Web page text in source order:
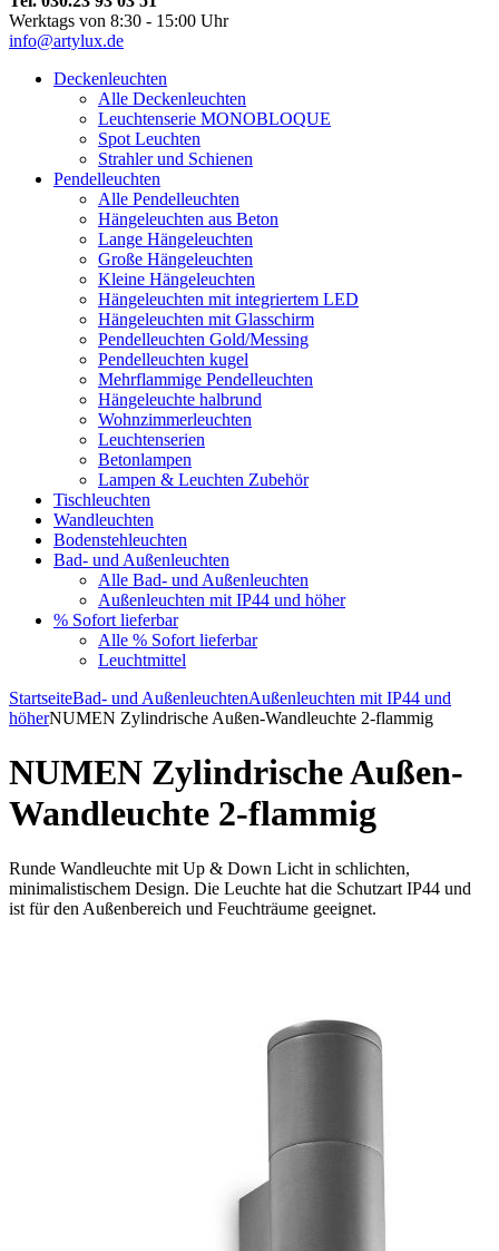
Werktags von 8:30 - 15:00 Uhr
info@artylux.de
Deckenleuchten
Alle Deckenleuchten
Leuchtenserie MONOBLOQUE
Spot Leuchten
Strahler und Schienen
Pendelleuchten
Alle Pendelleuchten
Hängeleuchten aus Beton
Lange Hängeleuchten
Große Hängeleuchten
Kleine Hängeleuchten
Hängeleuchten mit integriertem LED
Hängeleuchten mit Glasschirm
Pendelleuchten Gold/Messing
Pendelleuchten kugel
Mehrflammige Pendelleuchten
Hängeleuchte halbrund
Wohnzimmerleuchten
Leuchtenserien
Betonlampen
Lampen & Leuchten Zubehör
Tischleuchten
Wandleuchten
Bodenstehleuchten
Bad- und Außenleuchten
Alle Bad- und Außenleuchten
Außenleuchten mit IP44 und höher
% Sofort lieferbar
Alle % Sofort lieferbar
Leuchtmittel
StartseiteBad- und AußenleuchtenAußenleuchten mit IP44 und
höherNUMEN Zylindrische Außen-Wandleuchte 2-flammig
NUMEN Zylindrische Außen-
Wandleuchte 2-flammig
Runde Wandleuchte mit Up & Down Licht in schlichten,
minimalistischem Design. Die Leuchte hat die Schutzart IP44 und
ist für den Außenbereich und Feuchträume geeignet.